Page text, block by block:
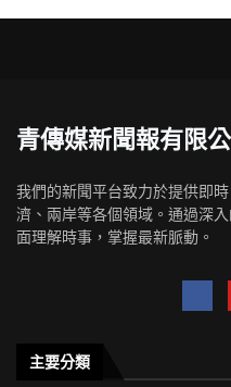
青傳媒新聞報有限
我們的新聞平台致力於提供即
濟、兩岸等各個領域。通過深
面理解時事，掌握最新脈動。
主要分類